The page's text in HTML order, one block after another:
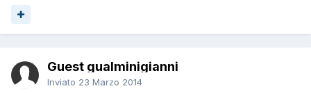
Guest gualminigianni
Inviato 23 Marzo 2014